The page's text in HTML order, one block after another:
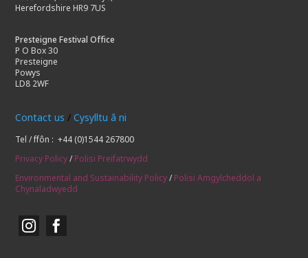
Herefordshire HR9 7US
Presteigne Festival Office
P O Box 30
Presteigne
Powys
LD8 2WF
Contact us /Cysylltu â ni
Tel / ffôn : +44 (0)1544 267800
Privacy Policy/Polisi Preifatrwydd
Environmental and Sustainability Policy/Polisi Amgylcheddol a
Chynaladwyedd
 